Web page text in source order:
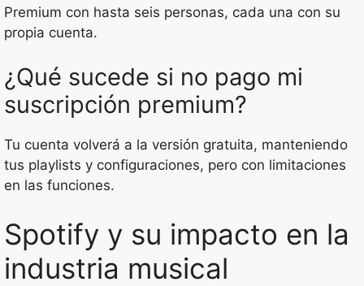
Premium con hasta seis personas, cada una con su
propia cuenta.
¿Qué sucede si no pago mi
suscripción premium?
Tu cuenta volverá a la versión gratuita, manteniendo
tus playlists y configuraciones, pero con limitaciones
en las funciones.
Spotify y su impacto en la
industria musical